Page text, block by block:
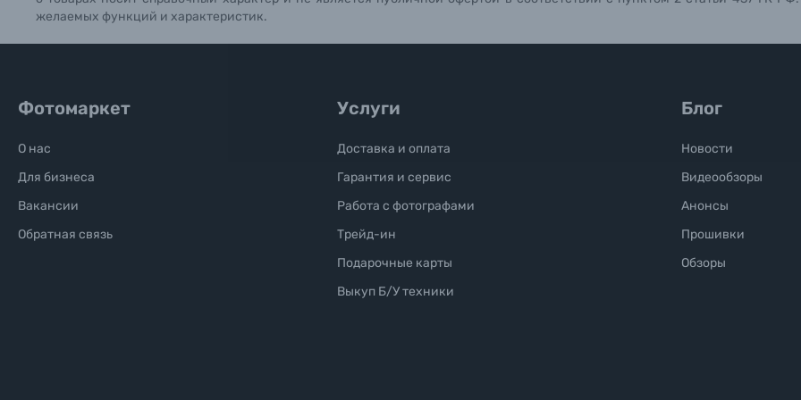
Б/У фототехника (Комиссионные товары)
желаемых функций и характеристик.
Фотомаркет
О нас
Для бизнеса
Вакансии
Обратная связь
Услуги
Доставка и оплата
Гарантия и сервис
Работа с фотографами
Трейд-ин
Подарочные карты
Выкуп Б/У техники
Блог
Новости
Видеообзоры
Анонсы
Прошивки
Обзоры